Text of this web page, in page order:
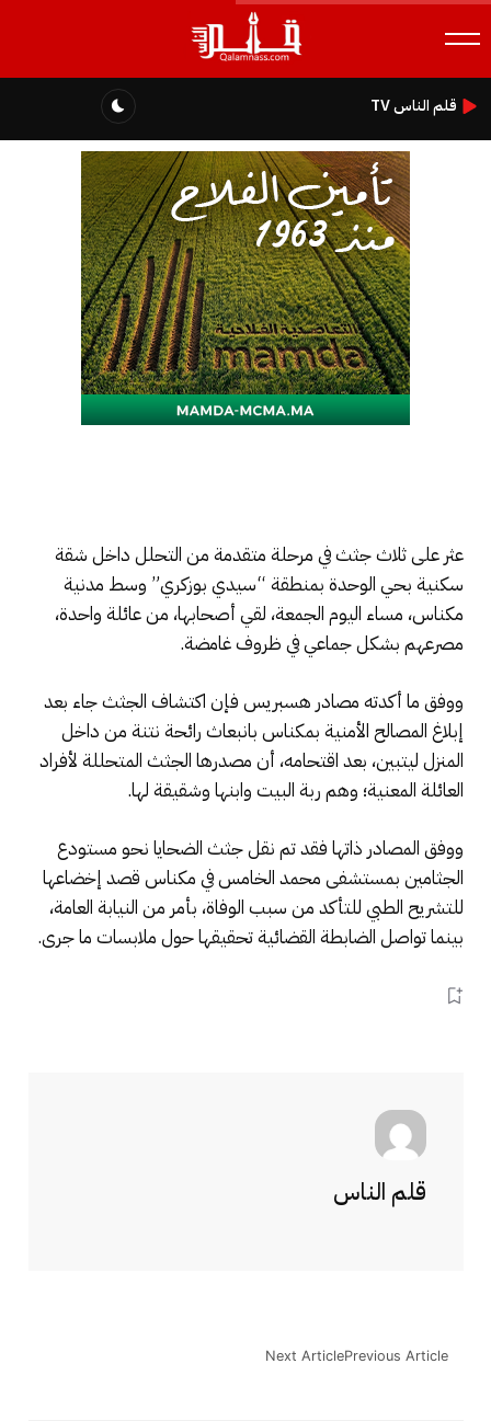
قلم الناس TV
عثر على ثلاث جثث في مرحلة متقدمة من التحلل داخل شقة
سكنية بحي الوحدة بمنطقة “سيدي بوزكري” وسط مدنية
مكناس، مساء اليوم الجمعة، لقي أصحابها، من عائلة واحدة،
مصرعهم بشكل جماعي في ظروف غامضة.
ووفق ما أكدته مصادر هسبريس فإن اكتشاف الجثث جاء بعد
إبلاغ المصالح الأمنية بمكناس بانبعاث رائحة نتنة من داخل
المنزل ليتبين، بعد اقتحامه، أن مصدرها الجثث المتحللة لأفراد
العائلة المعنية؛ وهم ربة البيت وابنها وشقيقة لها.
ووفق المصادر ذاتها فقد تم نقل جثث الضحايا نحو مستودع
الجثامين بمستشفى محمد الخامس في مكناس قصد إخضاعها
للتشريح الطبي للتأكد من سبب الوفاة، بأمر من النيابة العامة،
بينما تواصل الضابطة القضائية تحقيقها حول ملابسات ما جرى.
قلم الناس
Previous Article
Next Article